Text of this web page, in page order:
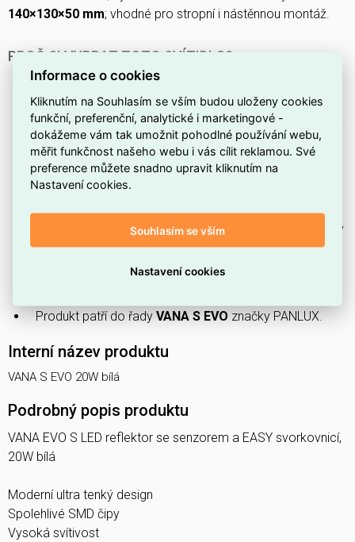
140×130×50 mm; vhodné pro stropní i nástěnnou montáž.
PROČ SI VYBRAT TOTO SVÍTIDLO?
Svítidlo je vybavenopohybovým senzorem
automaticky rozsvítí světlo při detekci pohybu.
Přední stupeň krytíIP65zajišťuje ochranu proti prachu a
tryskající vodě, vhodné do vlhkých nebo venkovních
prostor.
Maximální příkon systému je
není stmívatelné, proto je určeno pro provoz v
základním režimu svícení.
barvu, která se snadno kombinuje s
Produkt patří do řady VANA S EVO značky PANLUX.
Interní název produktu
VANA S EVO 20W bílá
Podrobný popis produktu
VANA EVO S LED reflektor se senzorem a EASY svorkovnicí,
20W bílá
Moderní ultra tenký design
Spolehlivé SMD čipy
Vysoká svítivost
Informace o cookies
Kliknutím na Souhlasím se vším budou uloženy cookies
funkční, preferenční, analytické i marketingové -
dokážeme vám tak umožnit pohodlné používání webu,
měřit funkčnost našeho webu i vás cílit reklamou. Své
preference můžete snadno upravit kliknutím na
Nastavení cookies.
Souhlasím se vším
Nastavení cookies